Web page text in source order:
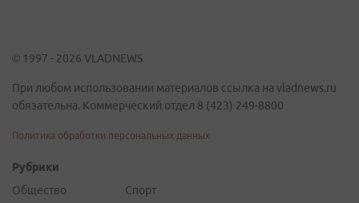
© 1997 - 2026 VLADNEWS
При любом использовании материалов ссылка на vladnews.ru
обязательна. Коммерческий отдел 8 (423) 249-8800
Политика обработки персональных данных
Рубрики
Общество
Спорт